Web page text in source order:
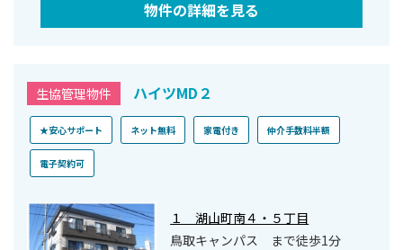
物件の詳細を見る
生協管理物件 ハイツMD２
★安心サポート ネット無料 家電付き 仲介手数料半額
電子契約可
１ 湖山町南４・５丁目
鳥取キャンパス まで徒歩1分